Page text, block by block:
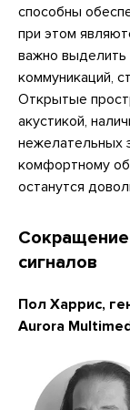
способны
при этом
важно
коммуникаций,
Открытые
акустикой,
нежелательных
комфортному
останутся
сигналов
Пол Харрис,
Aurora